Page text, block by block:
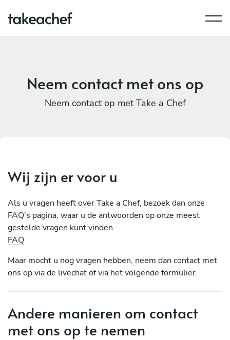
Neem contact met ons op
Neem contact op met Take a Chef
Wij zijn er voor u
Als u vragen heeft over Take a Chef, bezoek dan onze
FAQ's pagina, waar u de antwoorden op onze meest
gestelde vragen kunt vinden.
FAQ
Maar mocht u nog vragen hebben, neem dan contact met
ons op via de livechat of via het volgende formulier.
Andere manieren om contact
met ons op te nemen